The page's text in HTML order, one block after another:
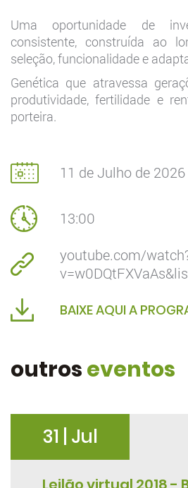
Uma oportunidade de
consistente, construída ao
seleção, funcionalidade e
Genética que atravessa
produtividade, fertilidade e
porteira.
11 de Julho de 2026
13:00
youtube.com/
BAIXE AQUI A
outroseventos
31 | Jul